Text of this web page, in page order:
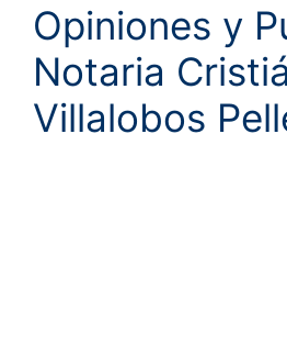
Opiniones y
Notaria
Villalobos